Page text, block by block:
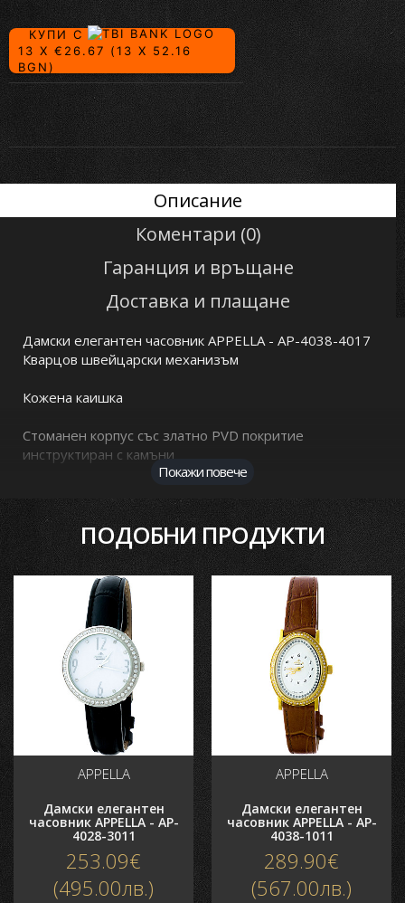
КУПИ С
13 X €26.67 (13 X 52.16
BGN)
Описание
Коментари (0)
Гаранция и връщане
Доставка и плащане
Дамски елегантен часовник APPELLA - AP-4038-4017
Кварцов швейцарски механизъм
Кожена каишка
Стоманен корпус със златно PVD покритие
инструктиран с камъни
Водоустойчивост: 3 BAR
Покажи повече
Основни характеристики
Гаранция
2 години
Материал Каишка/Верижка
кожена
Форма корпус
Елипсовиден
Механизъм
Кварцов
Стил
Елегантен
Циферблат
Аналогов
Водоустойчивост
3 bar
ПОДОБНИ ПРОДУКТИ
APPELLA
Дамски елегантен
часовник APPELLA - AP-
4028-3011
253.09€
(495.00лв.)
APPELLA
Дамски елегантен
часовник APPELLA - AP-
4038-1011
289.90€
(567.00лв.)